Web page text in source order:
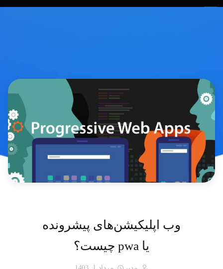
وب اپلیکیشن‌های پیشرونده
یا pwa چیست؟